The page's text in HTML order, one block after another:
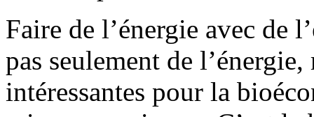
Faire de l’énergie avec de
pas seulement de
intéressantes pour la